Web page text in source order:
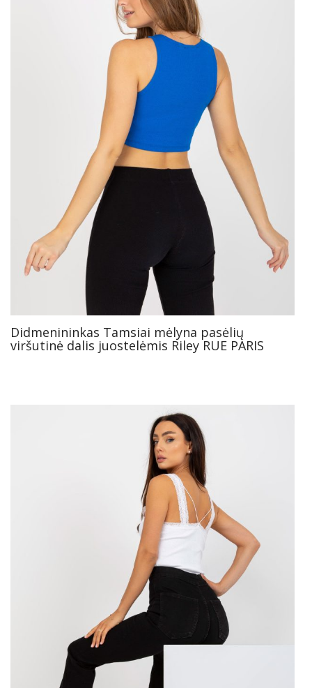
Didmenininkas Tamsiai mėlyna pasėlių
viršutinė dalis juostelėmis Riley RUE PARIS